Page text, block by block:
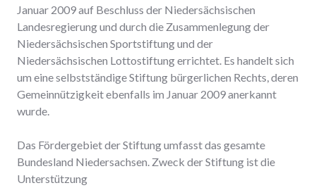
Januar 2009 auf Beschluss der Niedersächsischen
Landesregierung und durch die Zusammenlegung der
Niedersächsischen Sportstiftung und der
Niedersächsischen Lottostiftung errichtet. Es handelt sich
um eine selbstständige Stiftung bürgerlichen Rechts, deren
Gemeinnützigkeit ebenfalls im Januar 2009 anerkannt
wurde.
Das Fördergebiet der Stiftung umfasst das gesamte
Bundesland Niedersachsen. Zweck der Stiftung ist die
Unterstützung